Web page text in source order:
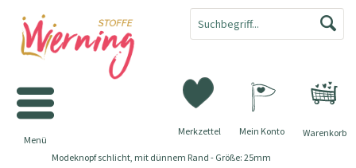
Warenkorb
Merkzettel Mein Konto
Menü
Modeknopf schlicht, mit dünnem Rand - Größe: 25mm